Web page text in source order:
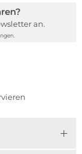
an.